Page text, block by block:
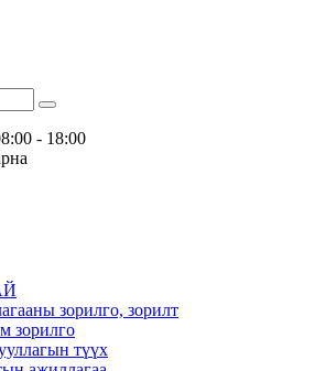
- 18:00
зорилго, зорилт
зорилго
түүх